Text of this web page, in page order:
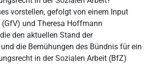
vorstellen, gefolgt von einem Input
und Theresa Hoffmann
den aktuellen Stand der
die Bemühungen des Bündnis für ein
in der Sozialen Arbeit (BfZ)